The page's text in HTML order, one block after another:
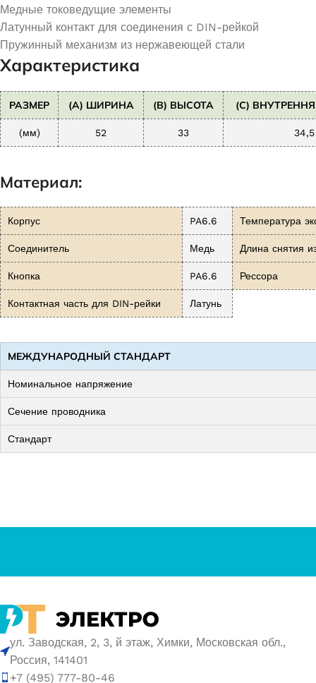
Медные токоведущие элементы
Латунный контакт для соединения с DIN-рейкой
Пружинный механизм из нержавеющей стали
Характеристика
РАЗМЕР (A) ШИРИНА (B) ВЫСОТА (C)
(мм) 52 33 34,5
Материал:
Корпус PA6.6 Температура
Соединитель Медь Длина снятия
Кнопка PA6.6 Рессора
Контактная часть для DIN-рейки Латунь
МЕЖДУНАРОДНЫЙ СТАНДАРТ
Номинальное напряжение
Сечение проводника
Стандарт
ул. Заводская, 2, 3, й этаж, Химки, Московская обл.,
Россия, 141401
+7 (495) 777-80-46